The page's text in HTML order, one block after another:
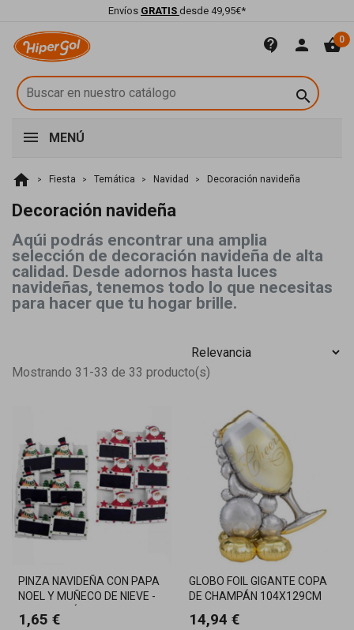
Envíos GRATIS desde 49,95€*
contact_support person shopping_basket0

MENÚ
home Fiesta Temática Navidad Decoración navideña
Decoración navideña
Aqúi podrás encontrar una amplia
selección de decoración navideña de alta
calidad. Desde adornos hasta luces
navideñas, tenemos todo lo que necesitas
para hacer que tu hogar brille.
Mostrando 31-33 de 33 producto(s)
PINZA NAVIDEÑA CON PAPA
NOEL Y MUÑECO DE NIEVE -
1,65 €
GLOBO FOIL GIGANTE COPA
DE CHAMPÁN 104X129CM
14,94 €